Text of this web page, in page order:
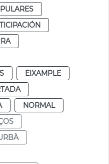
EIXAMPLE
NORMAL